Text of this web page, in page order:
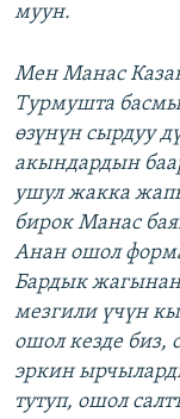
муун.
Мен Манас
Турмушта
өзүнүн сырдуу
акындардын
ушул жакка
бирок Манас
Анан ошол
Бардык жагынан
мезгили үчүн
ошол кезде биз,
эркин
тутуп, ошол